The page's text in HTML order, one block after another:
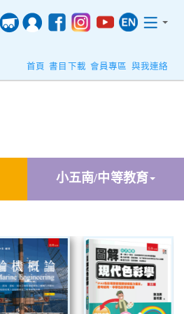
首頁 書目下載 會員專區 與我連絡
小五南/中等教育